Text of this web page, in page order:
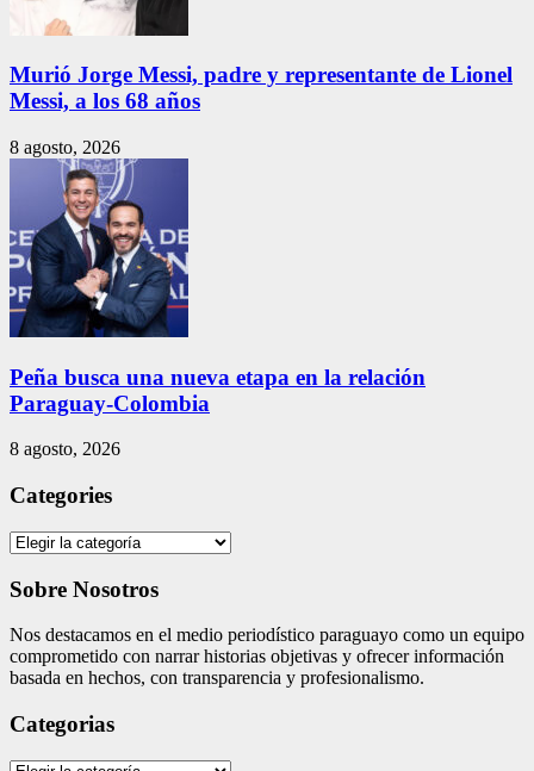
Murió Jorge Messi, padre y representante de Lionel
Messi, a los 68 años
8 agosto, 2026
Peña busca una nueva etapa en la relación
Paraguay-Colombia
8 agosto, 2026
Categories
Categories
Sobre Nosotros
Nos destacamos en el medio periodístico paraguayo como un equipo
comprometido con narrar historias objetivas y ofrecer información
basada en hechos, con transparencia y profesionalismo.
Categorias